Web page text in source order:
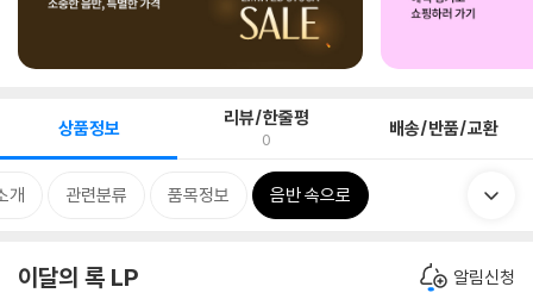
상품정보 리뷰/한줄평
0 배송/반품/교환
개 관련분류 품목정보 음반 속으로
이달의 록 LP 알림신청